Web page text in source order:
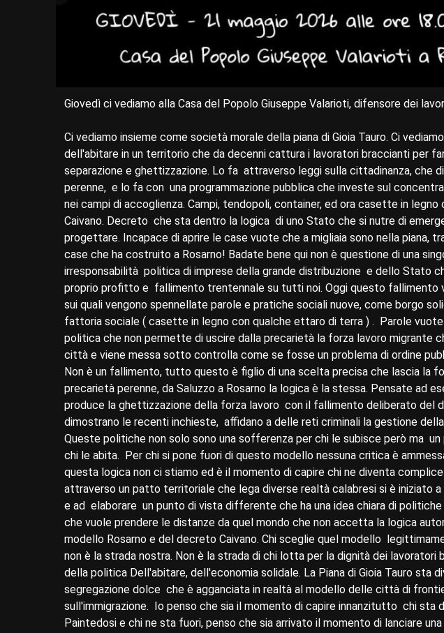
Giovedì ci vediamo alla Casa del Popolo Giuseppe Valarioti, difensore dei
Ci vediamo insieme come società morale della piana di Gioia Tauro. Ci
dell'abitare in un territorio che da decenni cattura i lavoratori braccianti per
separazione e ghettizzazione. Lo fa attraverso leggi sulla cittadinanza,
perenne, e lo fa con una programmazione pubblica che investe sul
nei campi di accoglienza. Campi, tendopoli, container, ed ora casette in
Caivano. Decreto che sta dentro la logica di uno Stato che si nutre di
progettare. Incapace di aprire le case vuote che a migliaia sono nella piana,
case che ha costruito a Rosarno! Badate bene qui non è questione di una
irresponsabilità politica di imprese della grande distribuzione e dello Stato
proprio profitto e fallimento trentennale su tutti noi. Oggi questo fallimento
sui quali vengono spennellate parole e pratiche sociali nuove, come borgo
fattoria sociale ( casette in legno con qualche ettaro di terra ) . Parole
politica che non permette di uscire dalla precarietà la forza lavoro migrante
città e viene messa sotto controlla come se fosse un problema di ordine
Non è un fallimento, tutto questo è figlio di una scelta precisa che lascia la
precarietà perenne, da Saluzzo a Rosarno la logica è la stessa. Pensate ad
produce la ghettizzazione della forza lavoro con il fallimento deliberato del
dimostrano le recenti inchieste, affidano a delle reti criminali la gestione
Queste politiche non solo sono una sofferenza per chi le subisce però ma
chi le abita. Per chi si pone fuori di questo modello nessuna critica è
questa logica non ci stiamo ed è il momento di capire chi ne diventa
attraverso un patto territoriale che lega diverse realtà calabresi si è iniziato
e ad elaborare un punto di vista differente che ha una idea chiara di
che vuole prendere le distanze da quel mondo che non accetta la logica
modello Rosarno e del decreto Caivano. Chi sceglie quel modello
non è la strada nostra. Non è la strada di chi lotta per la dignità dei lavoratori
della politica Dell'abitare, dell'economia solidale. La Piana di Gioia Tauro sta
segregazione dolce che è agganciata in realtà al modello delle città di
sull'immigrazione. Io penso che sia il momento di capire innanzitutto chi sta
Paintedosi e chi ne sta fuori, penso che sia arrivato il momento di lanciare